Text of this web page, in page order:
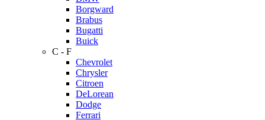
Borgward
Brabus
Bugatti
Buick
C - F
Chevrolet
Chrysler
Citroen
DeLorean
Dodge
Ferrari